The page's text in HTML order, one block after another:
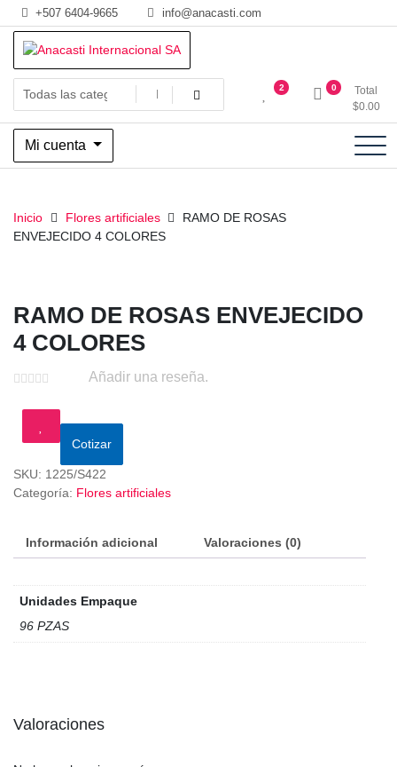
Saltar
al
contenido
+507 6404-9665 info@anacasti.com
Anacasti Internacional SA
Ventas de productos al por mayor de flores y plantas. juguetes,
navidad, religioso y adornos
2 0
Total
$0.00
Mi cuenta
Inicio Flores artificiales
RAMO DE ROSAS
ENVEJECIDO 4 COLORES
RAMO DE ROSAS ENVEJECIDO
4 COLORES
Añadir una reseña.
Cotizar
SKU: 1225/S422
Categoría: Flores artificiales
Información adicional Valoraciones (0)
Unidades Empaque
96 PZAS
Valoraciones